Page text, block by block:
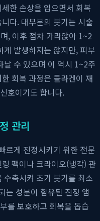
한 손상을 입으면서 회복
다. 대부분의 붓기는 시술
, 이후 점차 가라앉아 1~2
발생하지는 않지만, 피부
날 수 있으며 이 역시 1~2주
회복 과정은 콜라겐이 재
호이기도 합니다.
관리
르게 진정시키기 위한 전문
팩이나 크라이오(냉각) 관
축시켜 초기 붓기를 최소
는 성분이 함유된 진정 앰
를 보호하고 회복을 돕습